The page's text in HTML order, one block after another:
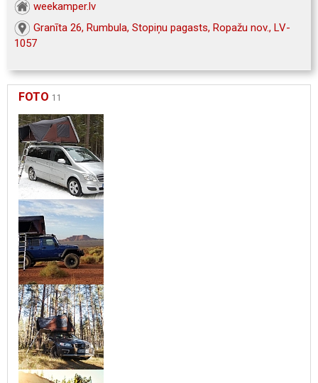
weekamper.lv
Granīta 26, Rumbula, Stopiņu pagasts, Ropažu nov., LV-
1057
FOTO 11